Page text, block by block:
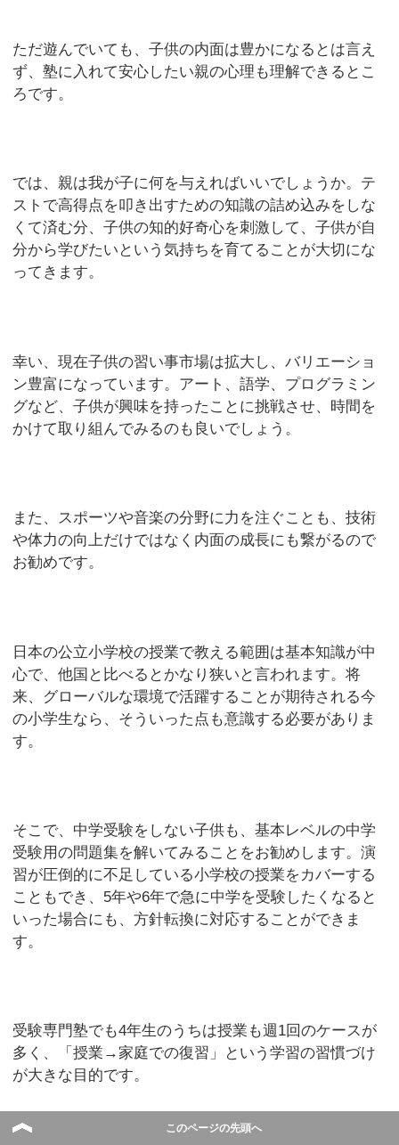
ただ遊んでいても、子供の内面は豊かになるとは言え
ず、塾に入れて安心したい親の心理も理解できるとこ
ろです。
では、親は我が子に何を与えればいいでしょうか。テ
ストで高得点を叩き出すための知識の詰め込みをしな
くて済む分、子供の知的好奇心を刺激して、子供が自
分から学びたいという気持ちを育てることが大切にな
ってきます。
幸い、現在子供の習い事市場は拡大し、バリエーショ
ン豊富になっています。アート、語学、プログラミン
グなど、子供が興味を持ったことに挑戦させ、時間を
かけて取り組んでみるのも良いでしょう。
また、スポーツや音楽の分野に力を注ぐことも、技術
や体力の向上だけではなく内面の成長にも繋がるので
お勧めです。
日本の公立小学校の授業で教える範囲は基本知識が中
心で、他国と比べるとかなり狭いと言われます。将
来、グローバルな環境で活躍することが期待される今
の小学生なら、そういった点も意識する必要がありま
す。
そこで、中学受験をしない子供も、基本レベルの中学
受験用の問題集を解いてみることをお勧めします。演
習が圧倒的に不足している小学校の授業をカバーする
こともでき、5年や6年で急に中学を受験したくなると
いった場合にも、方針転換に対応することができま
す。
受験専門塾でも4年生のうちは授業も週1回のケースが
多く、「授業→家庭での復習」という学習の習慣づけ
が大きな目的です。
このページの先頭へ